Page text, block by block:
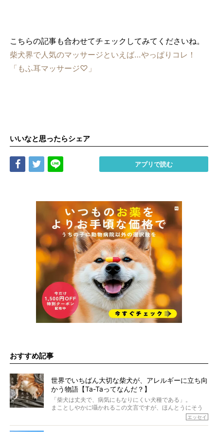
こちらの記事も合わせてチェックしてみてくださいね。
柴犬界で人気のマッサージといえば…やっぱりコレ！
「もふ耳マッサージ♡」
いいなと思ったらシェア
Share Tweet アプリで読む
おすすめ記事
世界でいちばん大切な柴犬が、アレルギーに立ち向
かう物語【Ta-Taってなんだ？】
「柴犬は丈夫で、病気にもなりにくい犬種である」。
まことしやかに囁かれるこの文言ですが、ほんとうにそう
エッセイ